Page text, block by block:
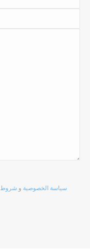
سياسة الخصوصية و شروط